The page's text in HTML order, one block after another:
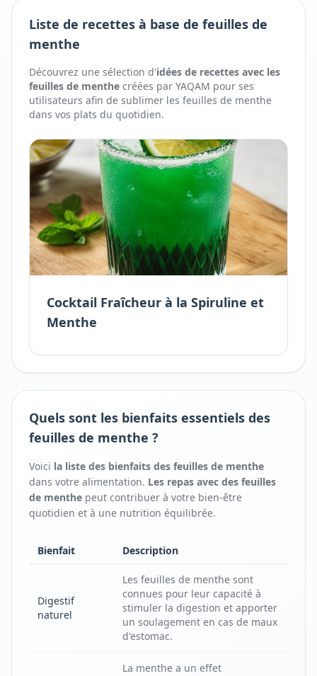
Liste de recettes à base de feuilles de
menthe
Découvrez une sélection d'idées de recettes avec les
feuilles de menthe créées par YAQAM pour ses
utilisateurs afin de sublimer les feuilles de menthe
dans vos plats du quotidien.
Cocktail Fraîcheur à la Spiruline et
Menthe
Quels sont les bienfaits essentiels des
feuilles de menthe ?
Voici la liste des bienfaits des feuilles de menthe
dans votre alimentation. Les repas avec des feuilles
de menthe peut contribuer à votre bien-être
quotidien et à une nutrition équilibrée.
Bienfait Description
Digestif
naturel
Les feuilles de menthe sont
connues pour leur capacité à
stimuler la digestion et apporter
un soulagement en cas de maux
d'estomac.
La menthe a un effet